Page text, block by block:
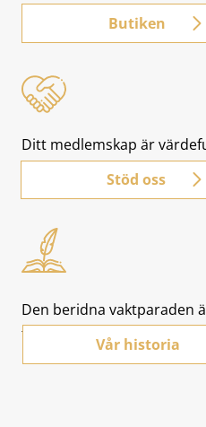
Högvaktens verksamhet.
Butiken
Ditt medlemskap är
kvar hästarna vid
Stöd oss
Den beridna vaktparaden
tradition som har blivit
Vår historia